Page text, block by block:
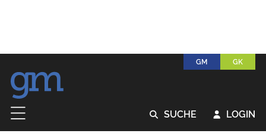
GM GK
 SUCHE  LOGIN